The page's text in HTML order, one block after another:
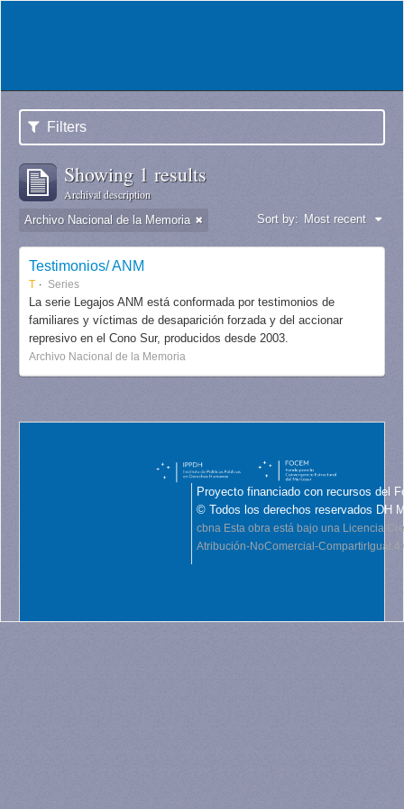
Filters
Showing 1 results
Archival description
Archivo Nacional de la Memoria Sort by: Most recent
Testimonios/ ANM
T Series
La serie Legajos ANM está conformada por testimonios de
familiares y víctimas de desaparición forzada y del accionar
represivo en el Cono Sur, producidos desde 2003.
Archivo Nacional de la Memoria
Proyecto financiado con recursos del
© Todos los derechos reservados DH
cbna Esta obra está bajo una Licencia
Atribución-NoComercial-CompartirIgual